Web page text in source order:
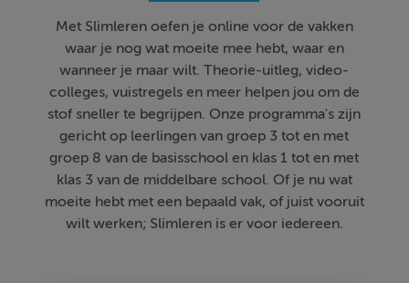
Met Slimleren oefen je online voor de vakken
waar je nog wat moeite mee hebt, waar en
wanneer je maar wilt. Theorie-uitleg, video-
colleges, vuistregels en meer helpen jou om de
stof sneller te begrijpen. Onze programma's zijn
gericht op leerlingen van groep 3 tot en met
groep 8 van de basisschool en klas 1 tot en met
klas 3 van de middelbare school. Of je nu wat
moeite hebt met een bepaald vak, of juist vooruit
wilt werken; Slimleren is er voor iedereen.